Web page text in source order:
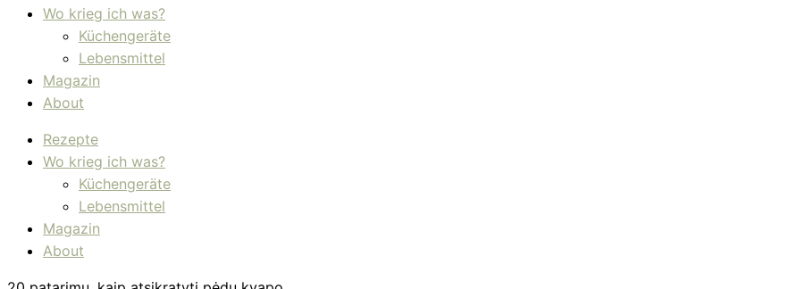
Wo krieg ich was?
Küchengeräte
Lebensmittel
Magazin
About
Rezepte
Wo krieg ich was?
Küchengeräte
Lebensmittel
Magazin
About